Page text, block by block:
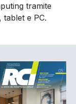
tramite
tablet e PC.